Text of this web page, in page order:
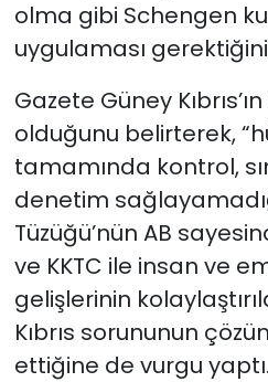
olma gibi Schengen
uygulaması
Gazete Güney
olduğunu belirterek,
tamamında kontrol,
denetim
Tüzüğü’nün AB
ve KKTC ile insan ve
gelişlerinin
Kıbrıs sorununun
ettiğine de vurgu yaptı.